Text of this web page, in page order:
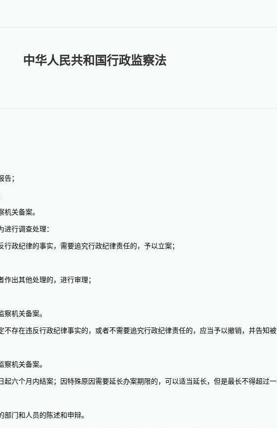
中华人民共和国行政监察法
；
关备案。
行调查处理：
纪律的事实，需要追究行政纪律责任的，予以立案；
出其他处理的，进行审理；
机关备案。
在违反行政纪律事实的，或者不需要追究行政纪律责任的，应当予以撤销，并告知
机关备案。
个月内结案；因特殊原因需要延长办案期限的，可以适当延长，但是最长不得超过一
门和人员的陈述和申辩。